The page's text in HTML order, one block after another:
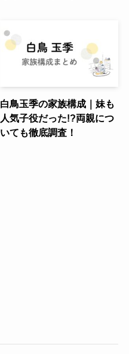
白鳥玉季の家族構成｜妹も
人気子役だった!?両親につ
いても徹底調査！